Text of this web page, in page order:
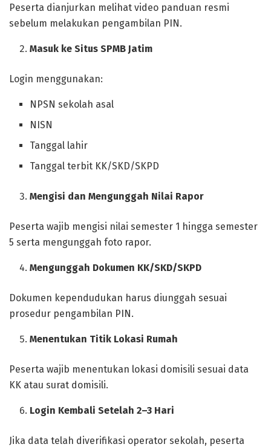
Peserta dianjurkan melihat video panduan resmi
sebelum melakukan pengambilan PIN.
Masuk ke Situs SPMB Jatim
Login menggunakan:
NPSN sekolah asal
NISN
Tanggal lahir
Tanggal terbit KK/SKD/SKPD
Mengisi dan Mengunggah Nilai Rapor
Peserta wajib mengisi nilai semester 1 hingga semester
5 serta mengunggah foto rapor.
Mengunggah Dokumen KK/SKD/SKPD
Dokumen kependudukan harus diunggah sesuai
prosedur pengambilan PIN.
Menentukan Titik Lokasi Rumah
Peserta wajib menentukan lokasi domisili sesuai data
KK atau surat domisili.
Login Kembali Setelah 2–3 Hari
Jika data telah diverifikasi operator sekolah, peserta